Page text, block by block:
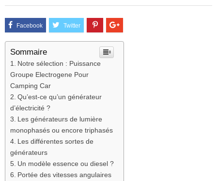
Sommaire
Notre sélection : Puissance
Groupe Electrogene Pour
Camping Car
Qu’est-ce qu’un générateur
d’électricité ?
Les générateurs de lumière
monophasés ou encore triphasés
Les différentes sortes de
générateurs
Un modèle essence ou diesel ?
Portée des vitesses angulaires